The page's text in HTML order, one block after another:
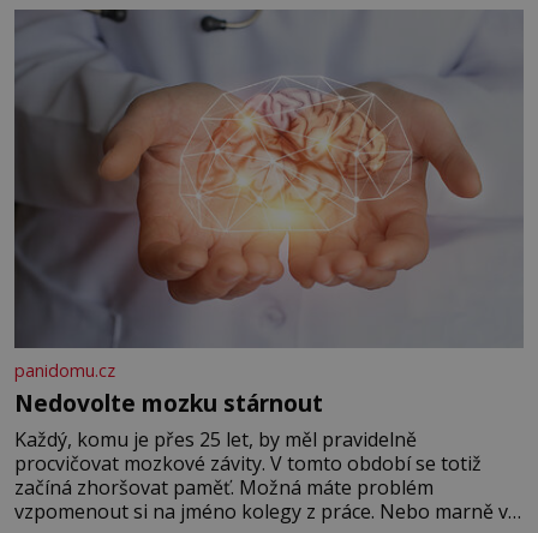
panidomu.cz
Nedovolte mozku stárnout
Každý, komu je přes 25 let, by měl pravidelně
procvičovat mozkové závity. V tomto období se totiž
začíná zhoršovat paměť. Možná máte problém
vzpomenout si na jméno kolegy z práce. Nebo marně v